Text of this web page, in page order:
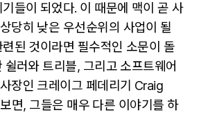
들이 되었다. 이 때문에 맥이 곧 사
당히 낮은 우선순위의 사업이 될
된 것이라면 필수적인 소문이 돌
쉴러와 트리블, 그리고 소프트웨어
장인 크레이그 페데리기 Craig
면, 그들은 매우 다른 이야기를 하